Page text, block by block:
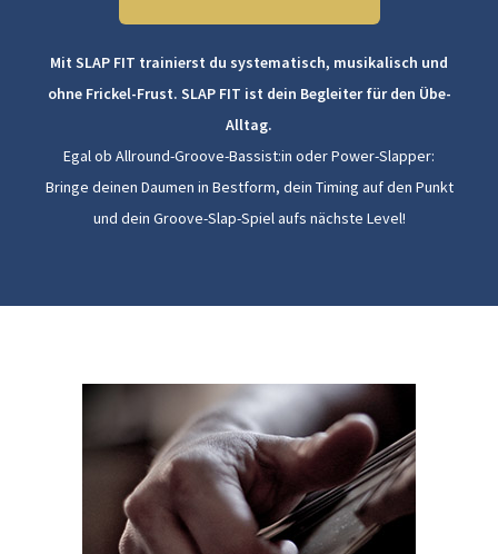
Mit SLAP FIT trainierst du systematisch, musikalisch und
ohne Frickel-Frust. SLAP FIT ist dein Begleiter für den Übe-
Alltag.
Egal ob Allround-Groove-Bassist:in oder Power-Slapper:
Bringe deinen Daumen in Bestform, dein Timing auf den Punkt
und dein Groove-Slap-Spiel aufs nächste Level!